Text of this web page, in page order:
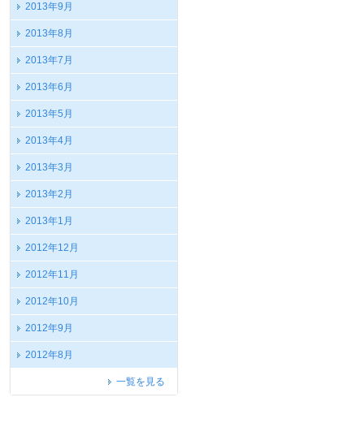
2013年9月
2013年8月
2013年7月
2013年6月
2013年5月
2013年4月
2013年3月
2013年2月
2013年1月
2012年12月
2012年11月
2012年10月
2012年9月
2012年8月
一覧を見る